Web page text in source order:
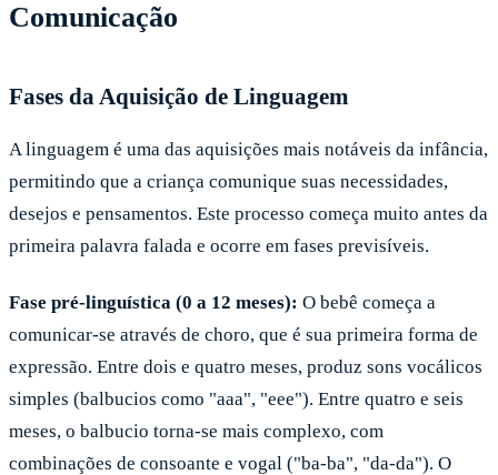
Comunicação
Fases da Aquisição de Linguagem
A linguagem é uma das aquisições mais notáveis da infância,
permitindo que a criança comunique suas necessidades,
desejos e pensamentos. Este processo começa muito antes da
primeira palavra falada e ocorre em fases previsíveis.
Fase pré-linguística (0 a 12 meses): O bebê começa a
comunicar-se através de choro, que é sua primeira forma de
expressão. Entre dois e quatro meses, produz sons vocálicos
simples (balbucios como "aaa", "eee"). Entre quatro e seis
meses, o balbucio torna-se mais complexo, com
combinações de consoante e vogal ("ba-ba", "da-da"). O